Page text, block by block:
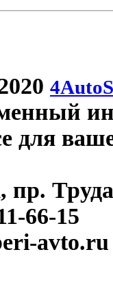
для
пр.
66-15
avto.ru